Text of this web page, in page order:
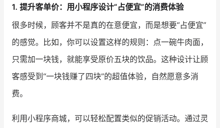
增长俱乐部
增长俱乐部 有赞商盟
商家社区 社群交流
合作共进
入驻有赞
认证服务商 设计服务商
1. 提升客单价：用小程序设计“占便宜”的消费体验
很多时候，顾客并不是真的在意便宜，而是想要“占便宜”
的感觉。比如，你可以设置这样的规则：点一碗牛肉面，
只需加一块钱，就能享受原价五块的饮品。这种设计让顾
客感受到“一块钱赚了四块”的超值体验，自然愿意多消
费。
利用小程序商城，可以轻松配置类似的促销活动。通过灵